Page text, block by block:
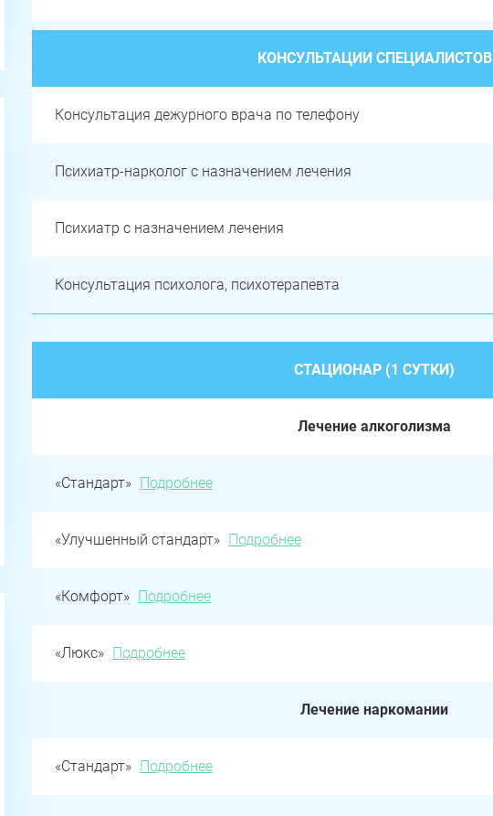
КОНСУЛЬТАЦИИ СПЕЦИАЛИСТОВ
Консультация дежурного врача по телефону
Психиатр-нарколог с назначением лечения
Психиатр с назначением лечения
Консультация психолога, психотерапевта
СТАЦИОНАР (1 СУТКИ)
Лечение алкоголизма
«Стандарт» Подробнее
«Улучшенный стандарт» Подробнее
«Комфорт» Подробнее
«Люкс» Подробнее
Лечение наркомании
«Стандарт» Подробнее